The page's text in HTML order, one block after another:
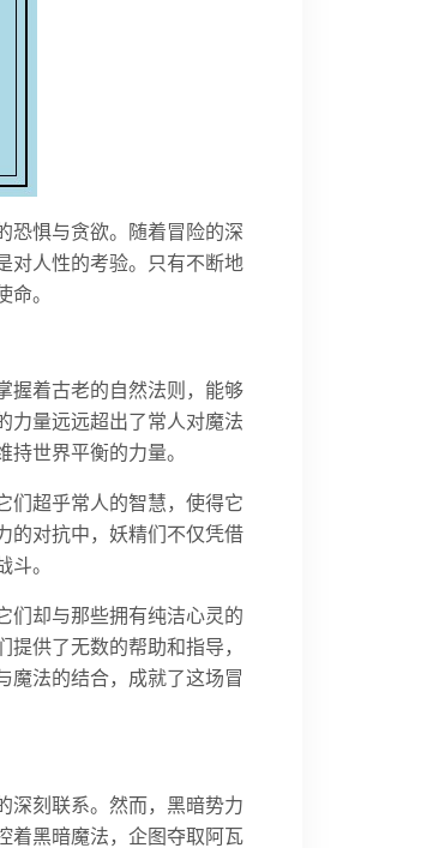
恐惧与贪欲。随着冒险的深
对人性的考验。只有不断地
。
握着古老的自然法则，能够
力量远远超出了常人对魔法
世界平衡的力量。
们超乎常人的智慧，使得它
的对抗中，妖精们不仅凭借
。
们却与那些拥有纯洁心灵的
供了无数的帮助和指导，
魔法的结合，成就了这场冒
深刻联系。然而，黑暗势力
着黑暗魔法，企图夺取阿瓦